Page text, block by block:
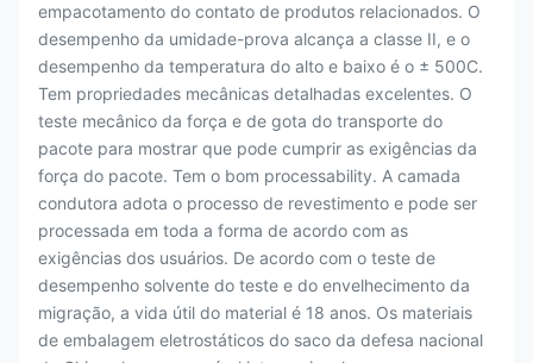
empacotamento do contato de produtos relacionados. O
desempenho da umidade-prova alcança a classe II, e o
desempenho da temperatura do alto e baixo é o ± 500C.
Tem propriedades mecânicas detalhadas excelentes. O
teste mecânico da força e de gota do transporte do
pacote para mostrar que pode cumprir as exigências da
força do pacote. Tem o bom processability. A camada
condutora adota o processo de revestimento e pode ser
processada em toda a forma de acordo com as
exigências dos usuários. De acordo com o teste de
desempenho solvente do teste e do envelhecimento da
migração, a vida útil do material é 18 anos. Os materiais
de embalagem eletrostáticos do saco da defesa nacional